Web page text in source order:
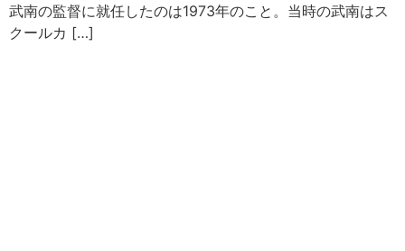
武南の監督に就任したのは1973年のこと。当時の武南はス
クールカ […]